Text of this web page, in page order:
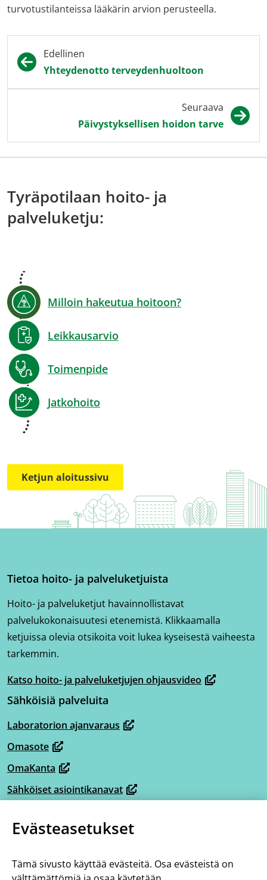
turvotustilanteissa lääkärin arvion perusteella.
Edellinen
Yhteydenotto terveydenhuoltoon
Seuraava
Päivystyksellisen hoidon tarve
Tyräpotilaan hoito- ja
palveluketju:
Milloin hakeutua hoitoon?
Leikkausarvio
Toimenpide
Jatkohoito
Ketjun aloitussivu
Tietoa hoito- ja palveluketjuista
Hoito- ja palveluketjut havainnollistavat
palvelukokonaisuutesi etenemistä. Klikkaamalla
ketjuissa olevia otsikoita voit lukea kyseisestä vaiheesta
tarkemmin.
Katso hoito- ja palveluketjujen ohjausvideo
(avautuu
uuteen
ikkunaan,
toiseen
palveluun)
Sähköisiä palveluita
Laboratorion ajanvaraus
(avautuu
uuteen
ikkunaan,
siirryt
toiseen
Omasote
(avautuu
uuteen
ikkunaan,
siirryt
toiseen
palveluun)
OmaKanta
(avautuu
uuteen
siirryt
palveluun)
Sähköiset asiointikanavat
(avautuu
ikkunaan,
toiseen
uuteen
siirryt
Omahelpperi
ikkunaan,
Evästeasetukset
Tämä sivusto käyttää evästeitä. Osa evästeistä on